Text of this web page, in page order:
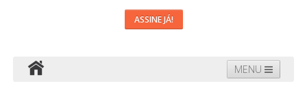
ASSINE JÁ!
MENU